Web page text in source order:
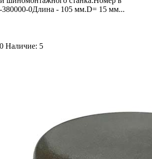
380000-0Длина - 105 мм.D= 15 мм...
Наличие: 5